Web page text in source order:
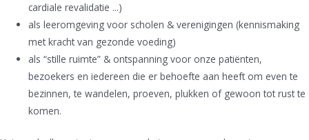
cardiale revalidatie ...)
als leeromgeving voor scholen & verenigingen (kennismaking
met kracht van gezonde voeding)
als “stille ruimte” & ontspanning voor onze patiënten,
bezoekers en iedereen die er behoefte aan heeft om even te
bezinnen, te wandelen, proeven, plukken of gewoon tot rust te
komen.